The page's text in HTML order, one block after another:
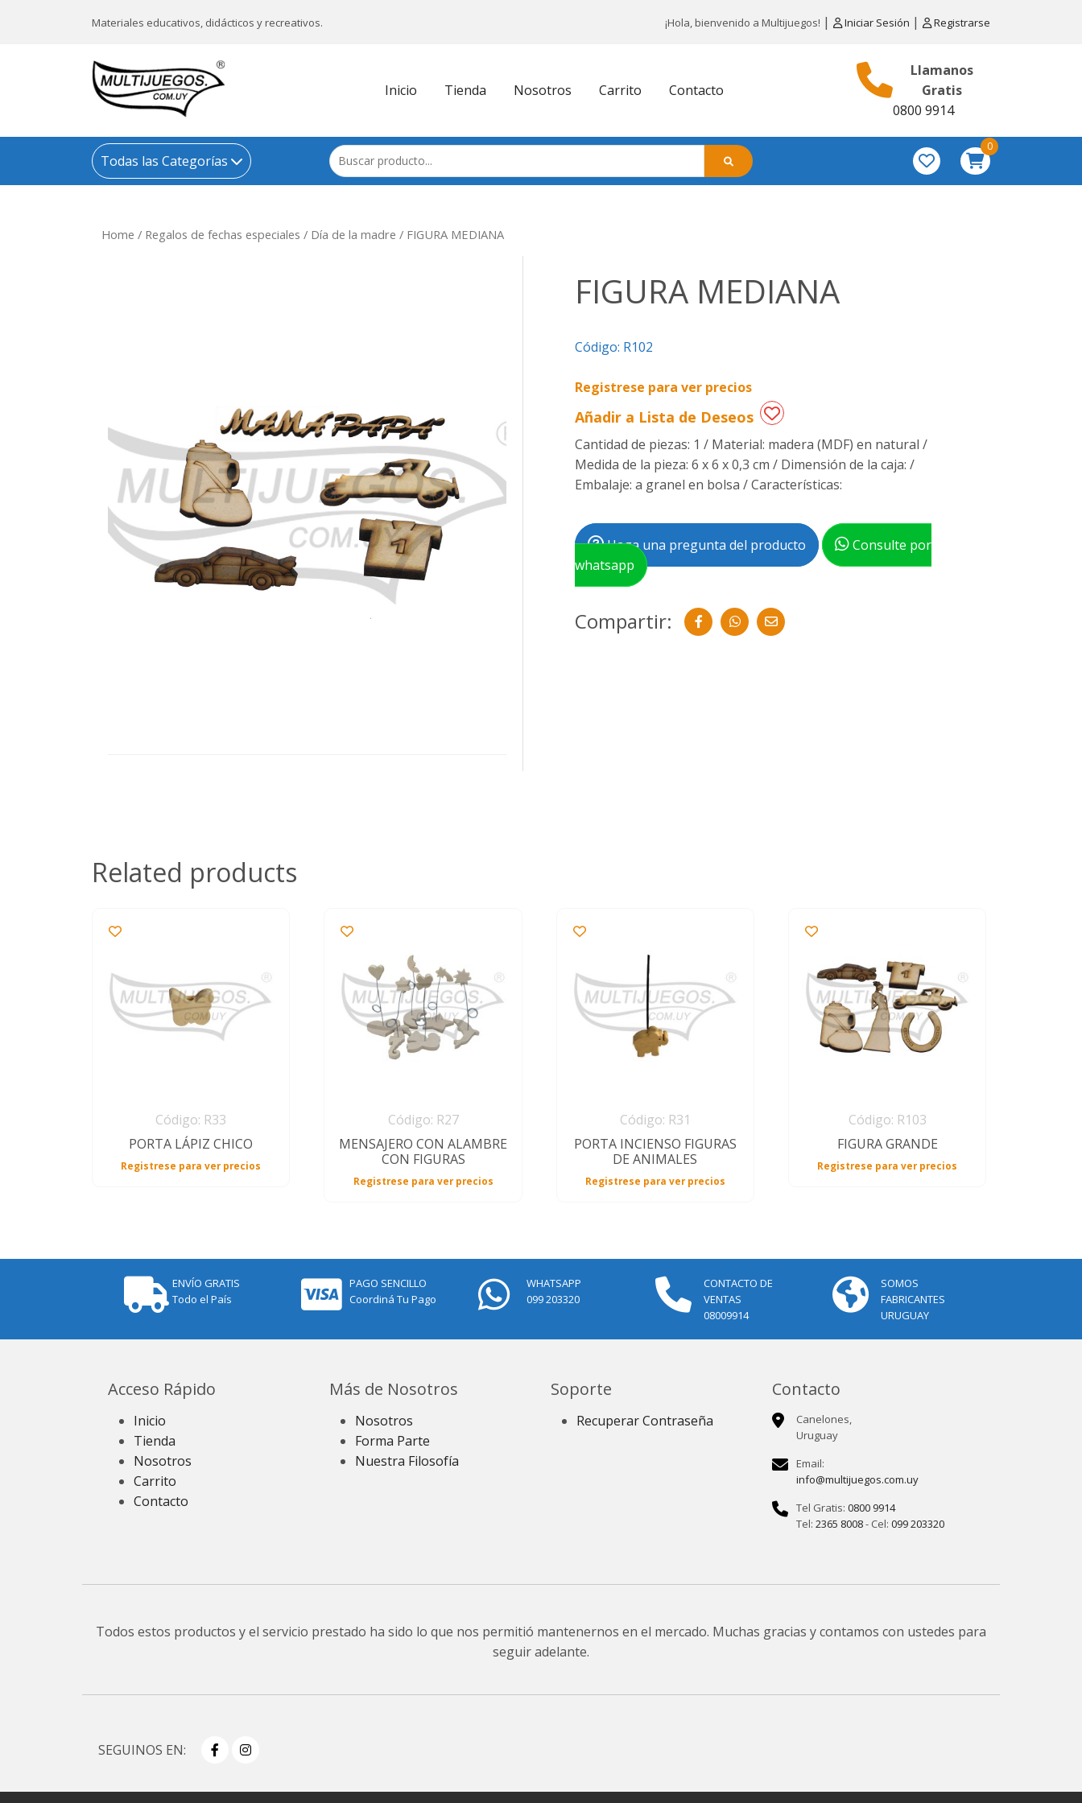
Materiales educativos, didácticos y recreativos. ¡Hola, bienvenido a Multijuegos! | Iniciar Sesión | Registrarse
Inicio Tienda Nosotros Carrito Contacto
Llamanos
Gratis
0800 9914
Todas las Categorías
0
Home / Regalos de fechas especiales / Día de la madre / FIGURA MEDIANA
FIGURA MEDIANA
Código: R102
Registrese para ver precios
Añadir a Lista de Deseos
Cantidad de piezas: 1 / Material: madera (MDF) en natural /
Medida de la pieza: 6 x 6 x 0,3 cm / Dimensión de la caja: /
Embalaje: a granel en bolsa / Características:
Haga una pregunta del producto
Consulte por
whatsapp
Compartir:
Related products
Código: R33
PORTA LÁPIZ CHICO
Registrese para ver precios
Código: R27
MENSAJERO CON ALAMBRE
CON FIGURAS
Registrese para ver precios
Código: R31
PORTA INCIENSO FIGURAS
DE ANIMALES
Registrese para ver precios
Código: R103
FIGURA GRANDE
Registrese para ver precios
ENVÍO GRATIS
Todo el País
PAGO SENCILLO
Coordiná Tu Pago
WHATSAPP
099 203320
CONTACTO DE
VENTAS
08009914
SOMOS
FABRICANTES
URUGUAY
Acceso Rápido
Inicio
Tienda
Nosotros
Carrito
Contacto
Más de Nosotros
Nosotros
Forma Parte
Nuestra Filosofía
Soporte
Recuperar Contraseña
Contacto
Canelones,
Uruguay
Email:
info@multijuegos.com.uy
Tel Gratis: 0800 9914
Tel: 2365 8008- Cel: 099 203320
Todos estos productos y el servicio prestado ha sido lo que nos permitió mantenernos en el mercado. Muchas gracias y contamos con ustedes para
seguir adelante.
SEGUINOS EN: